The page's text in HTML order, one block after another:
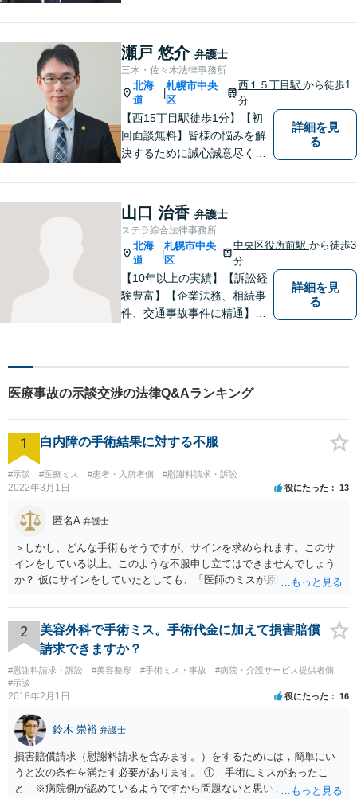
【公認会計士／司法書士など
各士業と連携】【医師、建築
士など各専門家と連携】さま
ざまなネットワークを駆使し
て、有利な解決を目指しま
す。
瀬戸 悠介 弁護士
三木・佐々木法律事務所
北海
道
|
札幌市中央
区
西１５丁目駅から徒歩1
分
【西15丁目駅徒歩1分】【初
回面談無料】皆様の悩みを解
決するために誠心誠意尽くし
の方の心情に共感しながら、
客観的視点も忘れません。
【当日／夜間／休日対応可】
事件の見通しと費用の見込額
を正確に説明します。お気軽
にご相談下さい。
詳細を見
る
山口 治香 弁護士
ステラ綜合法律事務所
北海
道
札幌市中央
区
中央区役所前駅から徒歩3
分
【10年以上の実績】【訴訟経
験豊富】【企業法務、相続事
件、交通事故事件に精通】徹
ンで、クライアントに寄り添
ます。【講演セミナー多数】
【西11丁目駅5分】【初回面
談無料】
詳細を見
る
医療事故の示談交渉の法律Q&Aランキング
1 白内障の手術結果に対する不服
#示談 #医療ミス #患者・入所者側 #慰謝料請求・訴訟
2022年3月1日 役にたった 13
匿名A 弁護士
＞しかし、どんな手術もそうですが、サインを求められます。このサ
インをしている以上、このような不服申し立てはできませんでしょう
か？ 仮にサインをしていたとしても、「医師のミスが原因で老眼がひ
眼が悪化することがあるにもかかわらず、全く説明されなかったよう
な場合」には、請求することは可能です。
2
美容外科で手術ミス。手術代金に加えて損害賠償
請求できますか？
#慰謝料請求・訴訟 #美容整形 #手術ミス・事故
#病院・介護サービス提供者側
#示談
2018年2月1日 役にたった 16
鈴木 崇裕 弁護士
損害賠償請求（慰謝料請求を含みます。）をするためには，簡単にい
うと次の条件を満たす必要があります。 ① 手術にミスがあったこ
と ※病院側が認めているようですから問題ないと思います。 ② 手